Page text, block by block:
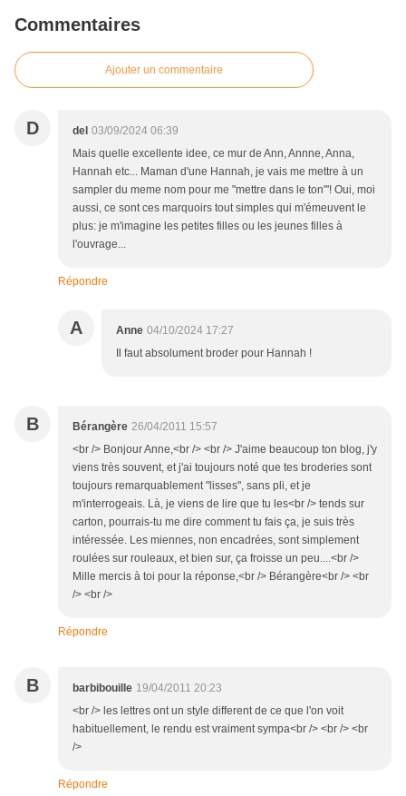
Commentaires
Ajouter un commentaire
D del 03/09/2024 06:39
Mais quelle excellente idee, ce mur de Ann, Annne, Anna,
Hannah etc... Maman d'une Hannah, je vais me mettre à un
sampler du meme nom pour me "mettre dans le ton"'! Oui, moi
aussi, ce sont ces marquoirs tout simples qui m'émeuvent le
plus: je m'imagine les petites filles ou les jeunes filles à
l'ouvrage...
Répondre
A Anne 04/10/2024 17:27
Il faut absolument broder pour Hannah !
B Bérangère 26/04/2011 15:57
<br /> Bonjour Anne,<br /> <br /> J'aime beaucoup ton blog, j'y
viens très souvent, et j'ai toujours noté que tes broderies sont
toujours remarquablement "lisses", sans pli, et je
m'interrogeais. Là, je viens de lire que tu les<br /> tends sur
carton, pourrais-tu me dire comment tu fais ça, je suis très
intéressée. Les miennes, non encadrées, sont simplement
roulées sur rouleaux, et bien sur, ça froisse un peu....<br />
Mille mercis à toi pour la réponse,<br /> Bérangère<br /> <br
/> <br />
Répondre
B barbibouille 19/04/2011 20:23
<br /> les lettres ont un style different de ce que l'on voit
habituellement, le rendu est vraiment sympa<br /> <br /> <br
/>
Répondre